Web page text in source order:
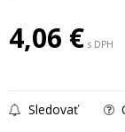
4,06 € s DPH
Sledovať